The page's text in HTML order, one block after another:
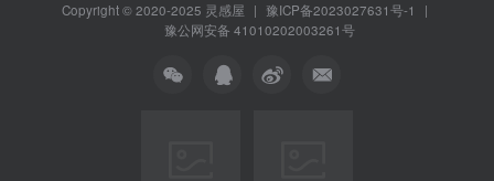
Copyright © 2020-2025 灵感屋 | 豫ICP备2023027631号-1
|
豫公网安备 41010202003261号